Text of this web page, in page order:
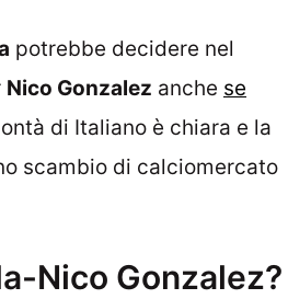
potrebbe decidere nel
Nico Gonzalez anche se
di Italiano è chiara e la
scambio di calciomercato
Nico Gonzalez?